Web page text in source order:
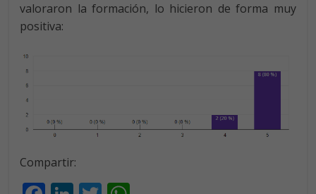
valoraron la formación, lo hicieron de forma muy
positiva:
Compartir: